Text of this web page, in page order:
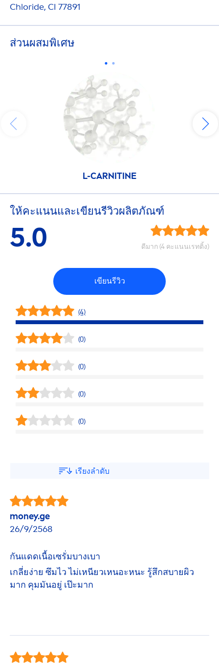
Chloride, CI 77891
ส่วนผสมพิเศษ
L-CARNITINE
ให้คะแนนและเขียนรีวิวผลิตภัณฑ์
5.0 ดีมาก (4 คะแนนเรทติ้ง)
เขียนรีวิว
(4)
(0)
(0)
(0)
(0)
เรียงลำดับ
money.ge
26/9/2568
กันแดดเนื้อเซรั่มบางเบา
เกลี่ยง่าย ซึมไว ไม่เหนียวเหนอะหนะ รู้สึกสบายผิว
มาก คุมมันอยู่ เป๊ะมาก